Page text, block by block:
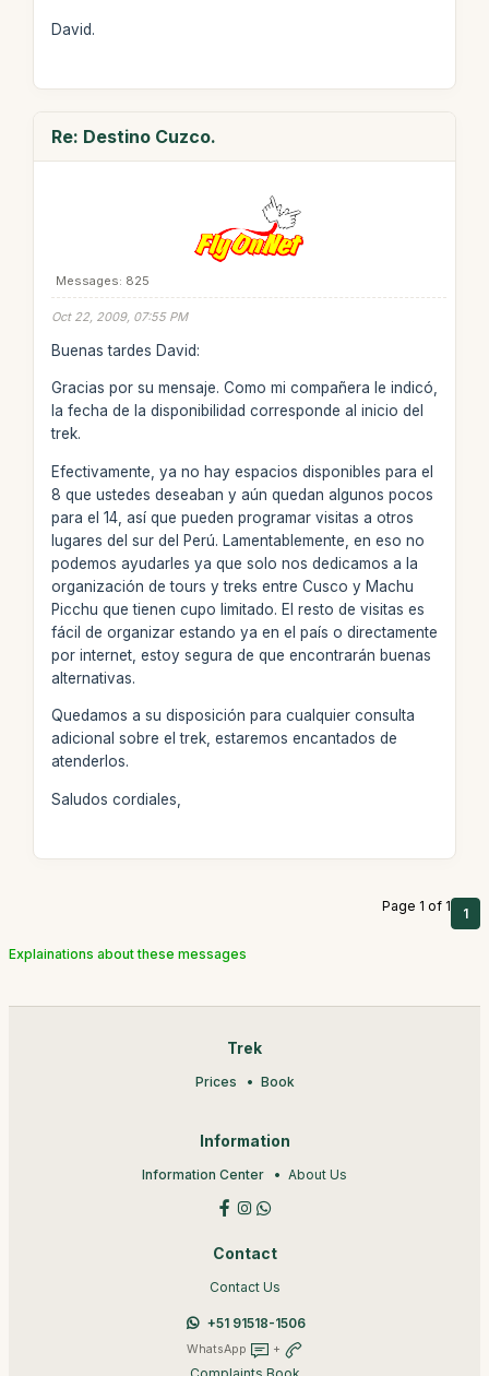
David.
Re: Destino Cuzco.
Messages: 825
Oct 22, 2009, 07:55 PM
Buenas tardes David:
Gracias por su mensaje. Como mi compañera le indicó,
la fecha de la disponibilidad corresponde al inicio del
trek.
Efectivamente, ya no hay espacios disponibles para el
8 que ustedes deseaban y aún quedan algunos pocos
para el 14, así que pueden programar visitas a otros
lugares del sur del Perú. Lamentablemente, en eso no
podemos ayudarles ya que solo nos dedicamos a la
organización de tours y treks entre Cusco y Machu
Picchu que tienen cupo limitado. El resto de visitas es
fácil de organizar estando ya en el país o directamente
por internet, estoy segura de que encontrarán buenas
alternativas.
Quedamos a su disposición para cualquier consulta
adicional sobre el trek, estaremos encantados de
atenderlos.
Saludos cordiales,
Page 1 of 1 1
Explainations about these messages
Trek
Prices Book
Information
Information Center About Us
Contact
Contact Us
+51 91518-1506
WhatsApp +
Complaints Book